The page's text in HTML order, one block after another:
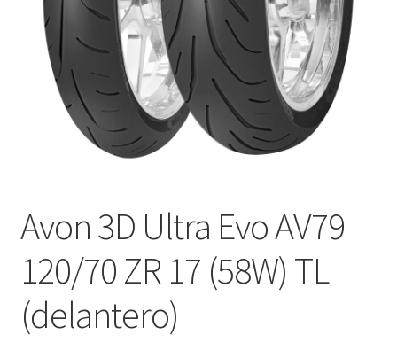
Avon 3D Ultra Evo AV79
120/70 ZR 17 (58W) TL
(delantero)